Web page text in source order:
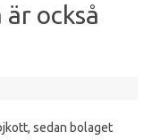
också
sedan bolaget